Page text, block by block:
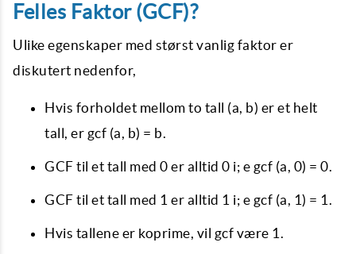
Felles Faktor (GCF)?
Ulike egenskaper med størst vanlig faktor er
diskutert nedenfor,
Hvis forholdet mellom to tall (a, b) er et helt
tall, er gcf (a, b) = b.
GCF til et tall med 0 er alltid 0 i; e gcf (a, 0) = 0.
GCF til et tall med 1 er alltid 1 i; e gcf (a, 1) = 1.
Hvis tallene er koprime, vil gcf være 1.